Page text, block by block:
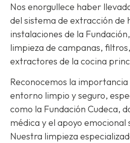
Nos enorgullece haber
del sistema de extracción de
instalaciones de la
limpieza de campanas,
extractores de la cocina
Reconocemos la
entorno limpio y seguro,
como la Fundación Cudeca,
médica y el apoyo
Nuestra limpieza